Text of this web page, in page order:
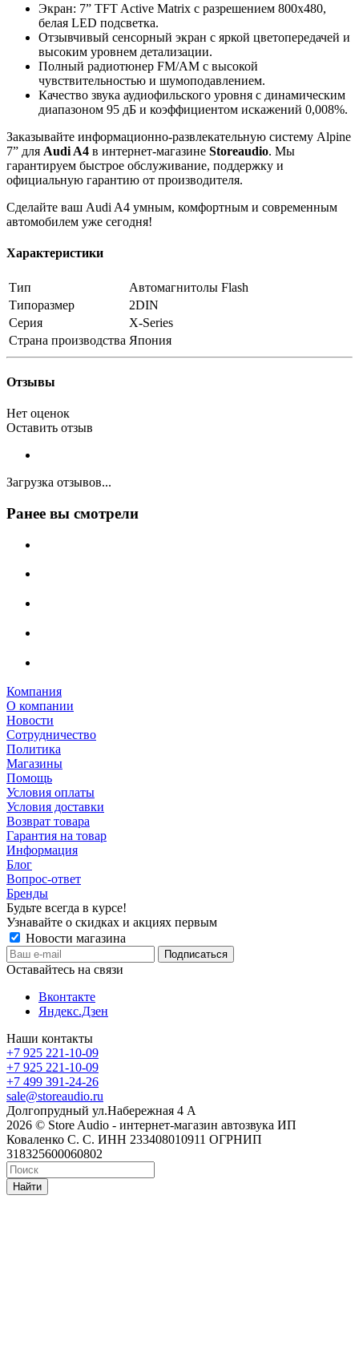
Экран: 7” TFT Active Matrix с разрешением 800x480,
белая LED подсветка.
Отзывчивый сенсорный экран с яркой цветопередачей и
высоким уровнем детализации.
Полный радиотюнер FM/AM с высокой
чувствительностью и шумоподавлением.
Качество звука аудиофильского уровня с динамическим
диапазоном 95 дБ и коэффициентом искажений 0,008%.
Заказывайте информационно-развлекательную систему Alpine
7” для Audi A4 в интернет-магазине Storeaudio. Мы
гарантируем быстрое обслуживание, поддержку и
официальную гарантию от производителя.
Сделайте ваш Audi A4 умным, комфортным и современным
автомобилем уже сегодня!
Характеристики
Тип
Автомагнитолы Flash
Типоразмер
2DIN
Серия
X-Series
Страна производства Япония
Отзывы
Нет оценок
Оставить отзыв
Загрузка отзывов...
Ранее вы смотрели
Компания
О компании
Новости
Сотрудничество
Политика
Магазины
Помощь
Условия оплаты
Условия доставки
Возврат товара
Гарантия на товар
Информация
Блог
Вопрос-ответ
Бренды
Будьте всегда в курсе!
Узнавайте о скидках и акциях первым
Новости магазина
Оставайтесь на связи
Вконтакте
Яндекс.Дзен
Наши контакты
+7 925 221-10-09
+7 925 221-10-09
+7 499 391-24-26
sale@storeaudio.ru
Долгопрудный ул.Набережная 4 А
2026 © Store Audio - интернет-магазин автозвука ИП
Коваленко С. С. ИНН 233408010911 ОГРНИП
318325600060802
Найти